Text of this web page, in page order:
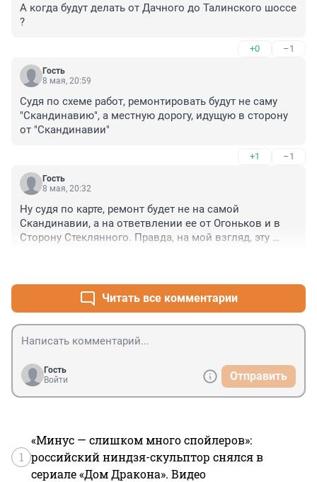
А когда будут делать от Дачного до Талинского шоссе
?
+0 –1
Гость
8 мая, 20:59
Судя по схеме работ, ремонтировать будут не саму
"Скандинавию", а местную дорогу, идущую в сторону
от "Скандинавии"
+1 –1
Гость
8 мая, 20:32
Ну судя по карте, ремонт будет не на самой
Скандинавии, а на ответвлении ее от Огоньков и в
Сторону Стеклянного. Правда, на мой взгляд, эту
месево из асфальта, камней и мусора.
Читать все комментарии
Гость
Войти
Отправить
1
«Минус — слишком много спойлеров»:
российский ниндзя-скульптор снялся в
сериале «Дом Дракона». Видео